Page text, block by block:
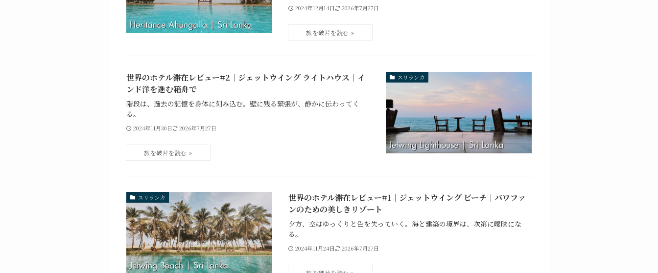
2024年12月14日 2026年7月27日
スリランカ
世界のホテル滞在レビュー#2｜ジェットウイング ライトハウス｜イ
ンド洋を進む箱舟で
階段は、過去の記憶を身体に刻み込む。壁に残る緊張が、静かに伝わってく
る。
2024年11月30日 2026年7月27日
スリランカ
世界のホテル滞在レビュー#1｜ジェットウイング ビーチ｜バワファ
ンのための美しきリゾート
夕方、空はゆっくりと色を失っていく。海と建築の境界は、次第に曖昧にな
る。
2024年11月24日 2026年7月27日